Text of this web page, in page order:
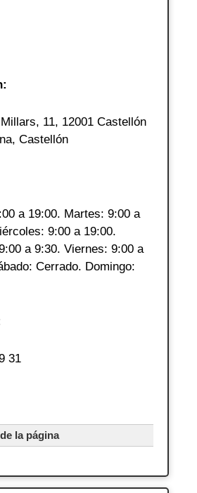
11, 12001 Castellón
Castellón
a 19:00. Martes: 9:00 a
9:00 a 19:00.
a 9:30. Viernes: 9:00 a
Cerrado. Domingo:
31
la página